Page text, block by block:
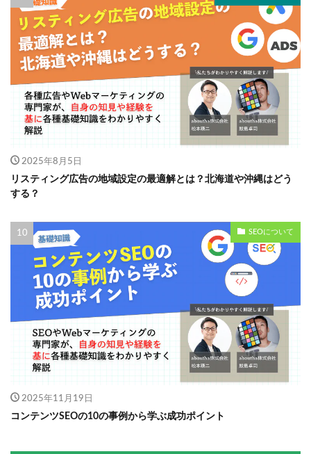
2025年8月5日
リスティング広告の地域設定の最適解とは？北海道や沖縄はどう
する？
SEOについて
2025年11月19日
コンテンツSEOの10の事例から学ぶ成功ポイント